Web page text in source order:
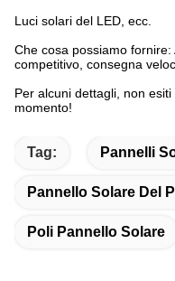
Luci solari del LED, ecc.
Che cosa possiamo
competitivo, consegna
Per alcuni dettagli, non
momento!
Tag: Pannelli
Pannello Solare Del
Poli Pannello Solare